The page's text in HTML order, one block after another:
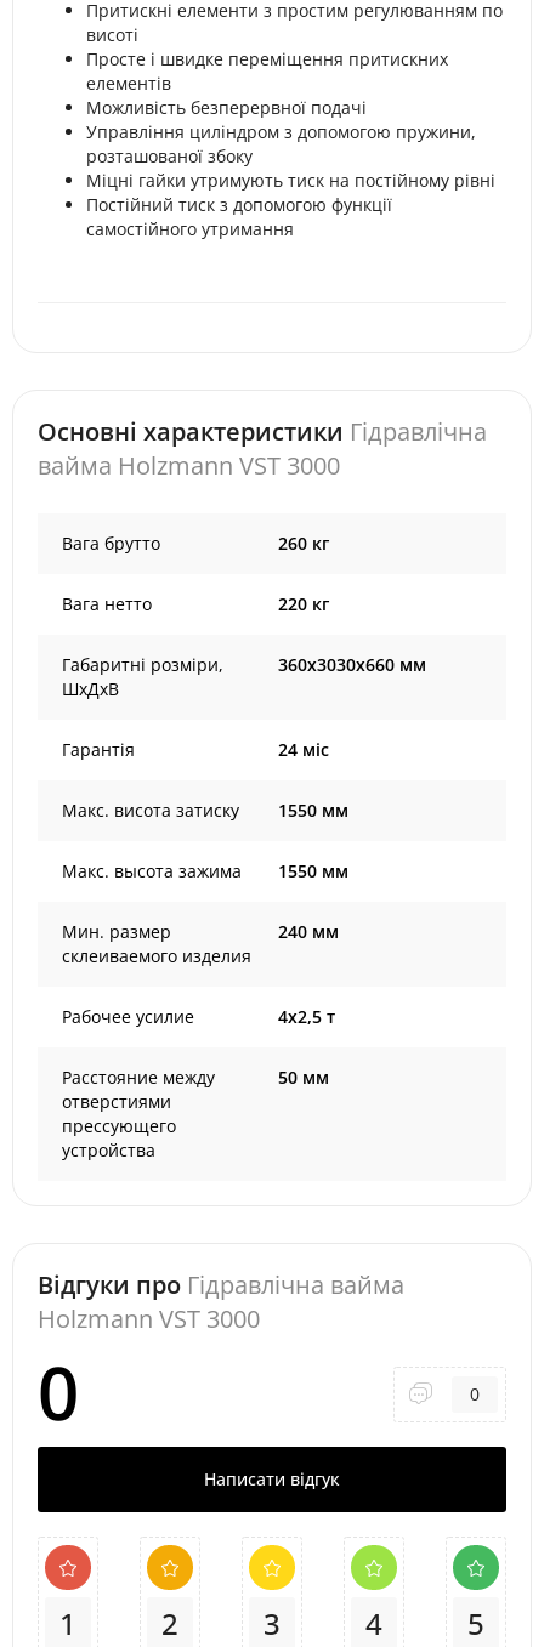
Притискні елементи з простим регулюванням по
висоті
Просте і швидке переміщення притискних
елементів
Можливість безперервної подачі
Управління циліндром з допомогою пружини,
розташованої збоку
Міцні гайки утримують тиск на постійному рівні
Постійний тиск з допомогою функції
самостійного утримання
Основні характеристики Гідравлічна
вайма Holzmann VST 3000
Вага брутто 260 кг
Вага нетто 220 кг
Габаритні розміри,
ШхДхВ
360х3030х660 мм
Гарантія 24 міс
Макс. висота затиску 1550 мм
Макс. высота зажима 1550 мм
Мин. размер
склеиваемого изделия
240 мм
Рабочее усилие 4x2,5 т
Расстояние между
отверстиями
прессующего
устройства
50 мм
Відгуки про Гідравлічна вайма
Holzmann VST 3000
0 0
Написати відгук
1 2 3 4 5